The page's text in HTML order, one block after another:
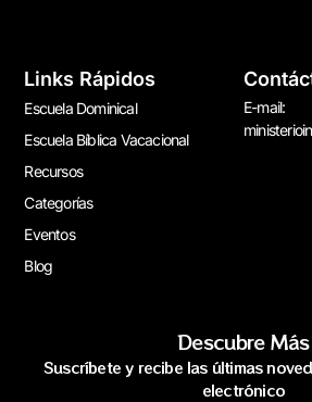
Links Rápidos
Escuela Dominical
Escuela Bíblica Vacacional
Recursos
Categorías
Eventos
Blog
E-mail:
Descubre Más
Suscríbete y recibe las últimas
electrónico